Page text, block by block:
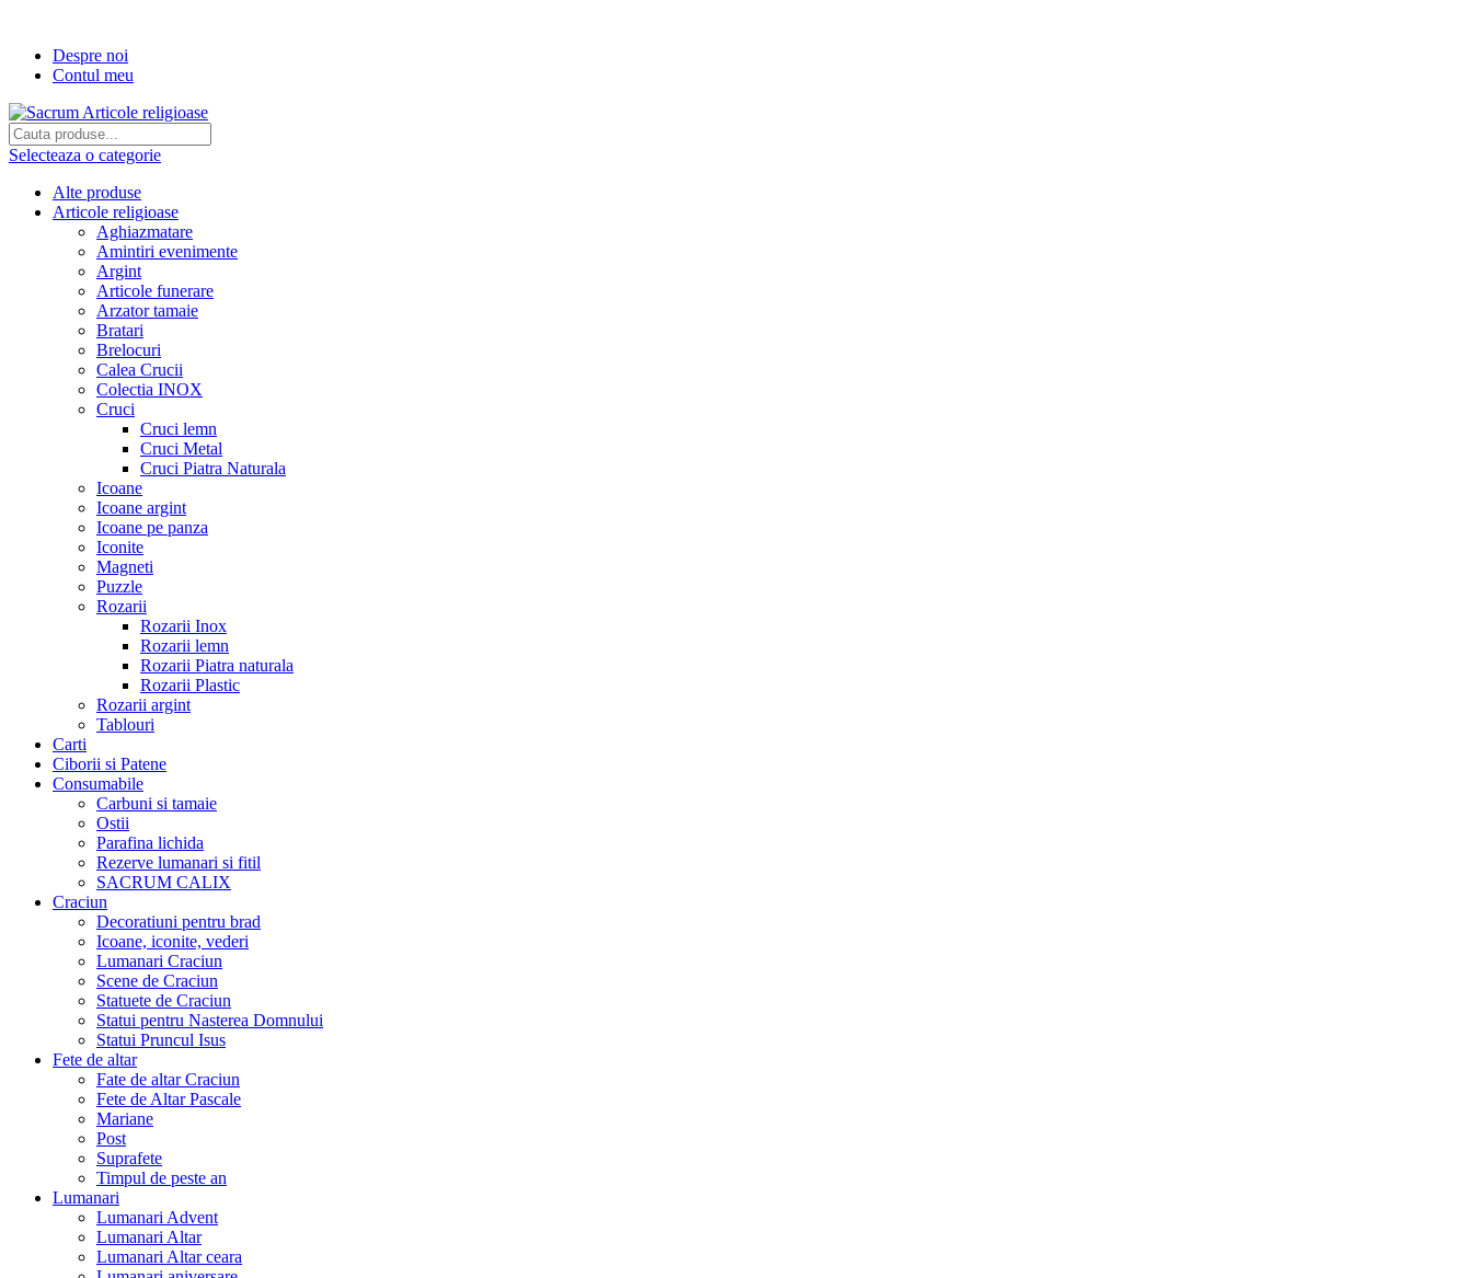
Despre noi
Contul meu
Selecteaza o categorie
Alte produse
Articole religioase
Aghiazmatare
Amintiri evenimente
Argint
Articole funerare
Arzator tamaie
Bratari
Brelocuri
Calea Crucii
Colectia INOX
Cruci
Cruci lemn
Cruci Metal
Cruci Piatra Naturala
Icoane
Icoane argint
Icoane pe panza
Iconite
Magneti
Puzzle
Rozarii
Rozarii Inox
Rozarii lemn
Rozarii Piatra naturala
Rozarii Plastic
Rozarii argint
Tablouri
Carti
Ciborii si Patene
Consumabile
Carbuni si tamaie
Ostii
Parafina lichida
Rezerve lumanari si fitil
SACRUM CALIX
Craciun
Decoratiuni pentru brad
Icoane, iconite, vederi
Lumanari Craciun
Scene de Craciun
Statuete de Craciun
Statui pentru Nasterea Domnului
Statui Pruncul Isus
Fete de altar
Fate de altar Craciun
Fete de Altar Pascale
Mariane
Post
Suprafete
Timpul de peste an
Lumanari
Lumanari Advent
Lumanari Altar
Lumanari Altar ceara